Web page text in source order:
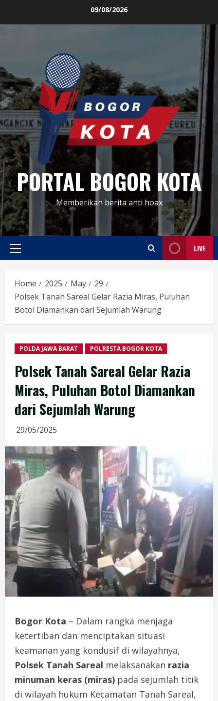
09/08/2026
PORTAL BOGOR KOTA
Memberikan berita anti hoax
Primary
LIVE
Home 2025 May
29
Polsek Tanah Sareal Gelar Razia Miras, Puluhan
Botol Diamankan dari Sejumlah Warung
POLDA JAWA BARAT POLRESTA BOGOR KOTA
Polsek Tanah Sareal Gelar Razia
Miras, Puluhan Botol Diamankan
dari Sejumlah Warung
29/05/2025
Bogor Kota – Dalam rangka menjaga
ketertiban dan menciptakan situasi
keamanan yang kondusif di wilayahnya,
Polsek Tanah Sareal melaksanakan razia
minuman keras (miras) pada sejumlah titik
di wilayah hukum Kecamatan Tanah Sareal,